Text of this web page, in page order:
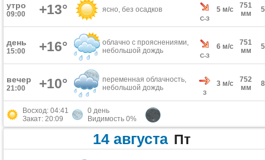
утро
09:00 +13° ясно, без осадков
С-З
5 м/с
751
мм
день
15:00 +16°
облачно с прояснениями,
небольшой дождь
С-З
6 м/с
751
мм
вечер
21:00 +10°
переменная облачность,
небольшой дождь
З
3 м/с
752
мм
Восход: 04:41
Закат: 20:09
0 день
Видимость 0%
14 августа Пт